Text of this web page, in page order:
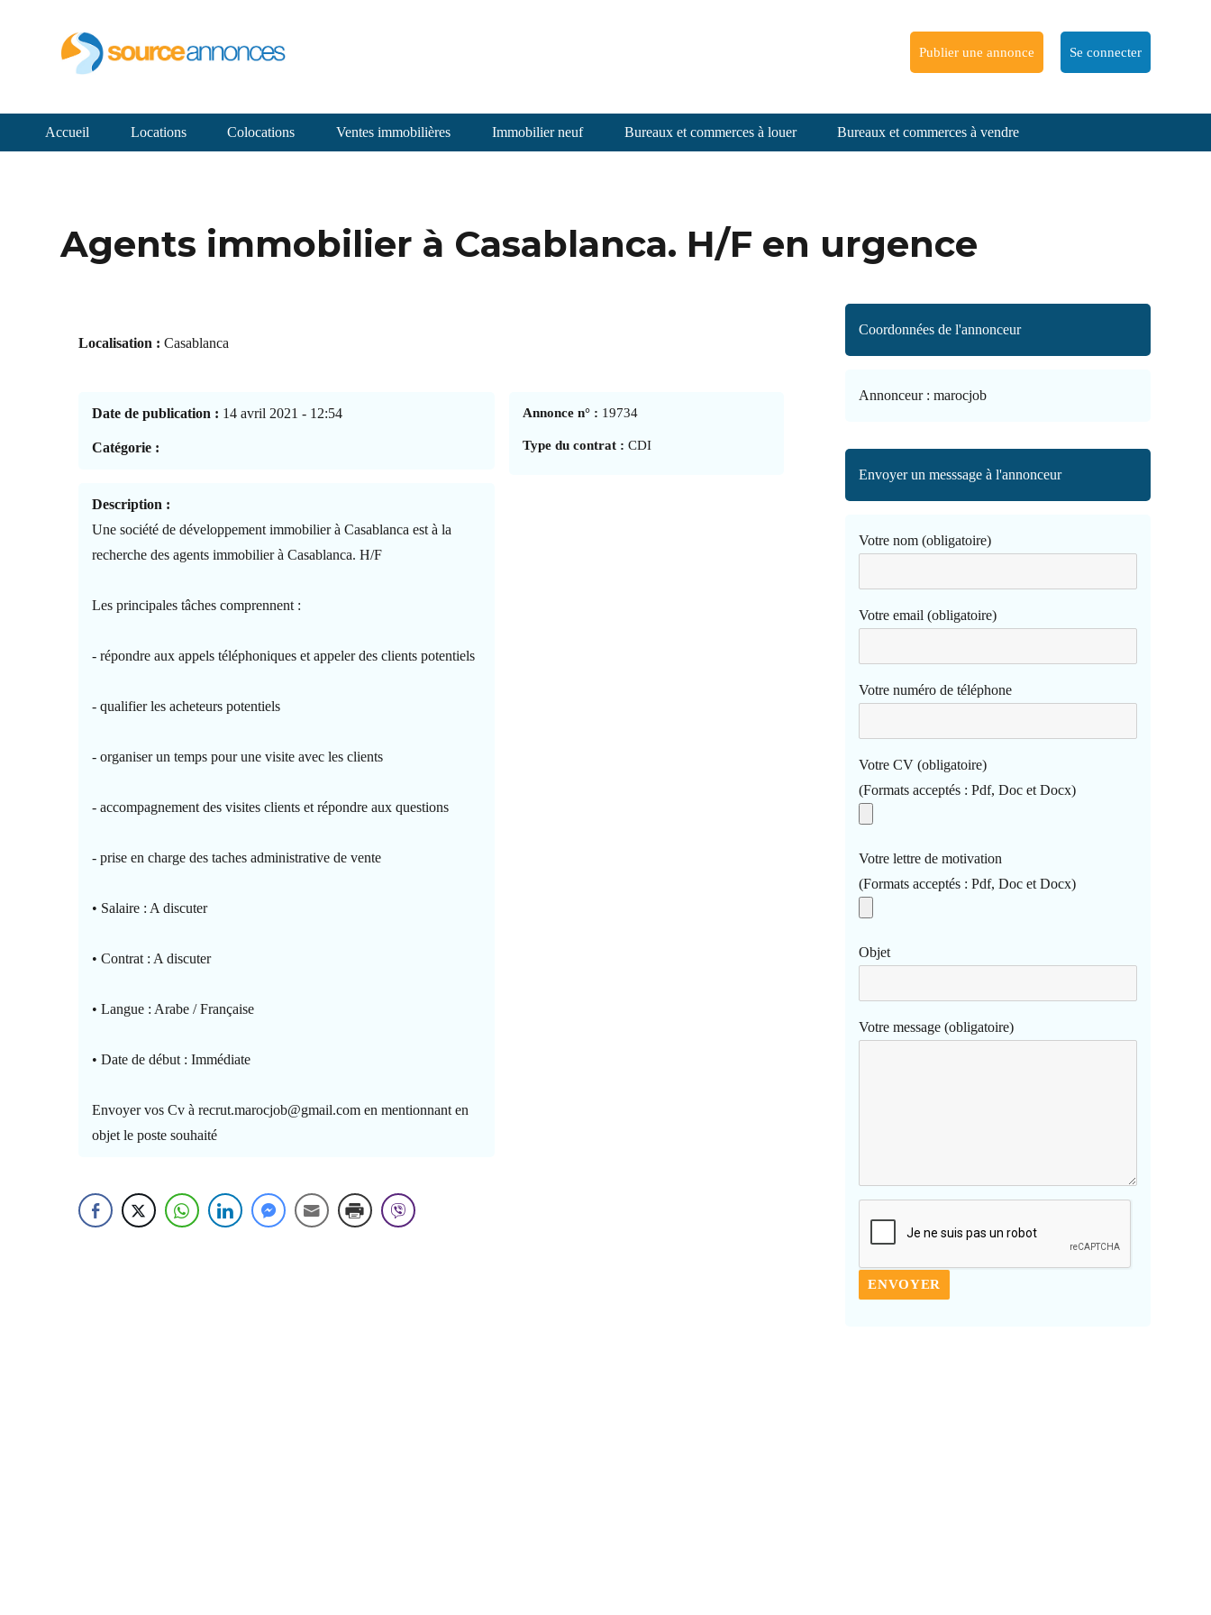
Publier une annonce Se connecter
Accueil Locations Colocations Ventes immobilières Immobilier neuf Bureaux et commerces à louer Bureaux et commerces à vendre
Agents immobilier à Casablanca. H/F en urgence
Localisation : Casablanca
Date de publication : 14 avril 2021 - 12:54
Catégorie :
Description :
Une société de développement immobilier à Casablanca est à la
recherche des agents immobilier à Casablanca. H/F
Les principales tâches comprennent :
- répondre aux appels téléphoniques et appeler des clients potentiels
- qualifier les acheteurs potentiels
- organiser un temps pour une visite avec les clients
- accompagnement des visites clients et répondre aux questions
- prise en charge des taches administrative de vente
• Salaire : A discuter
• Contrat : A discuter
• Langue : Arabe / Française
• Date de début : Immédiate
Envoyer vos Cv à recrut.marocjob@gmail.com en mentionnant en
objet le poste souhaité
Annonce n° : 19734
Type du contrat : CDI
Coordonnées de l'annonceur
Annonceur : marocjob
Envoyer un messsage à l'annonceur
Votre nom (obligatoire)
Votre email (obligatoire)
Votre numéro de téléphone
Votre CV (obligatoire)
(Formats acceptés : Pdf, Doc et Docx)
Votre lettre de motivation
(Formats acceptés : Pdf, Doc et Docx)
Objet
Votre message (obligatoire)